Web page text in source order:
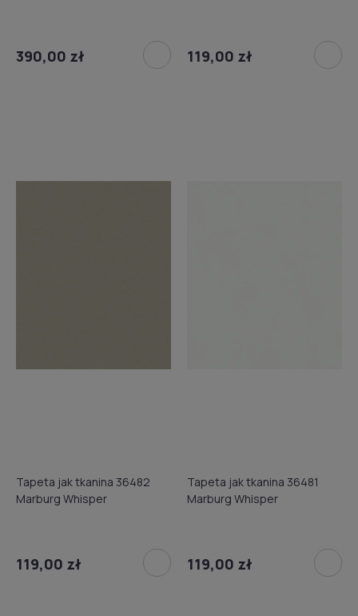
390,00 zł 119,00 zł
Tapeta jak tkanina 36482
Marburg Whisper
119,00 zł
Tapeta jak tkanina 36481
Marburg Whisper
119,00 zł